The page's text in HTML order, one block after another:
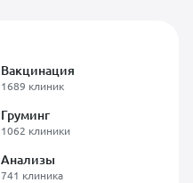
Вакцинация
1689 клиник
Груминг
1062 клиники
Анализы
741 клиника